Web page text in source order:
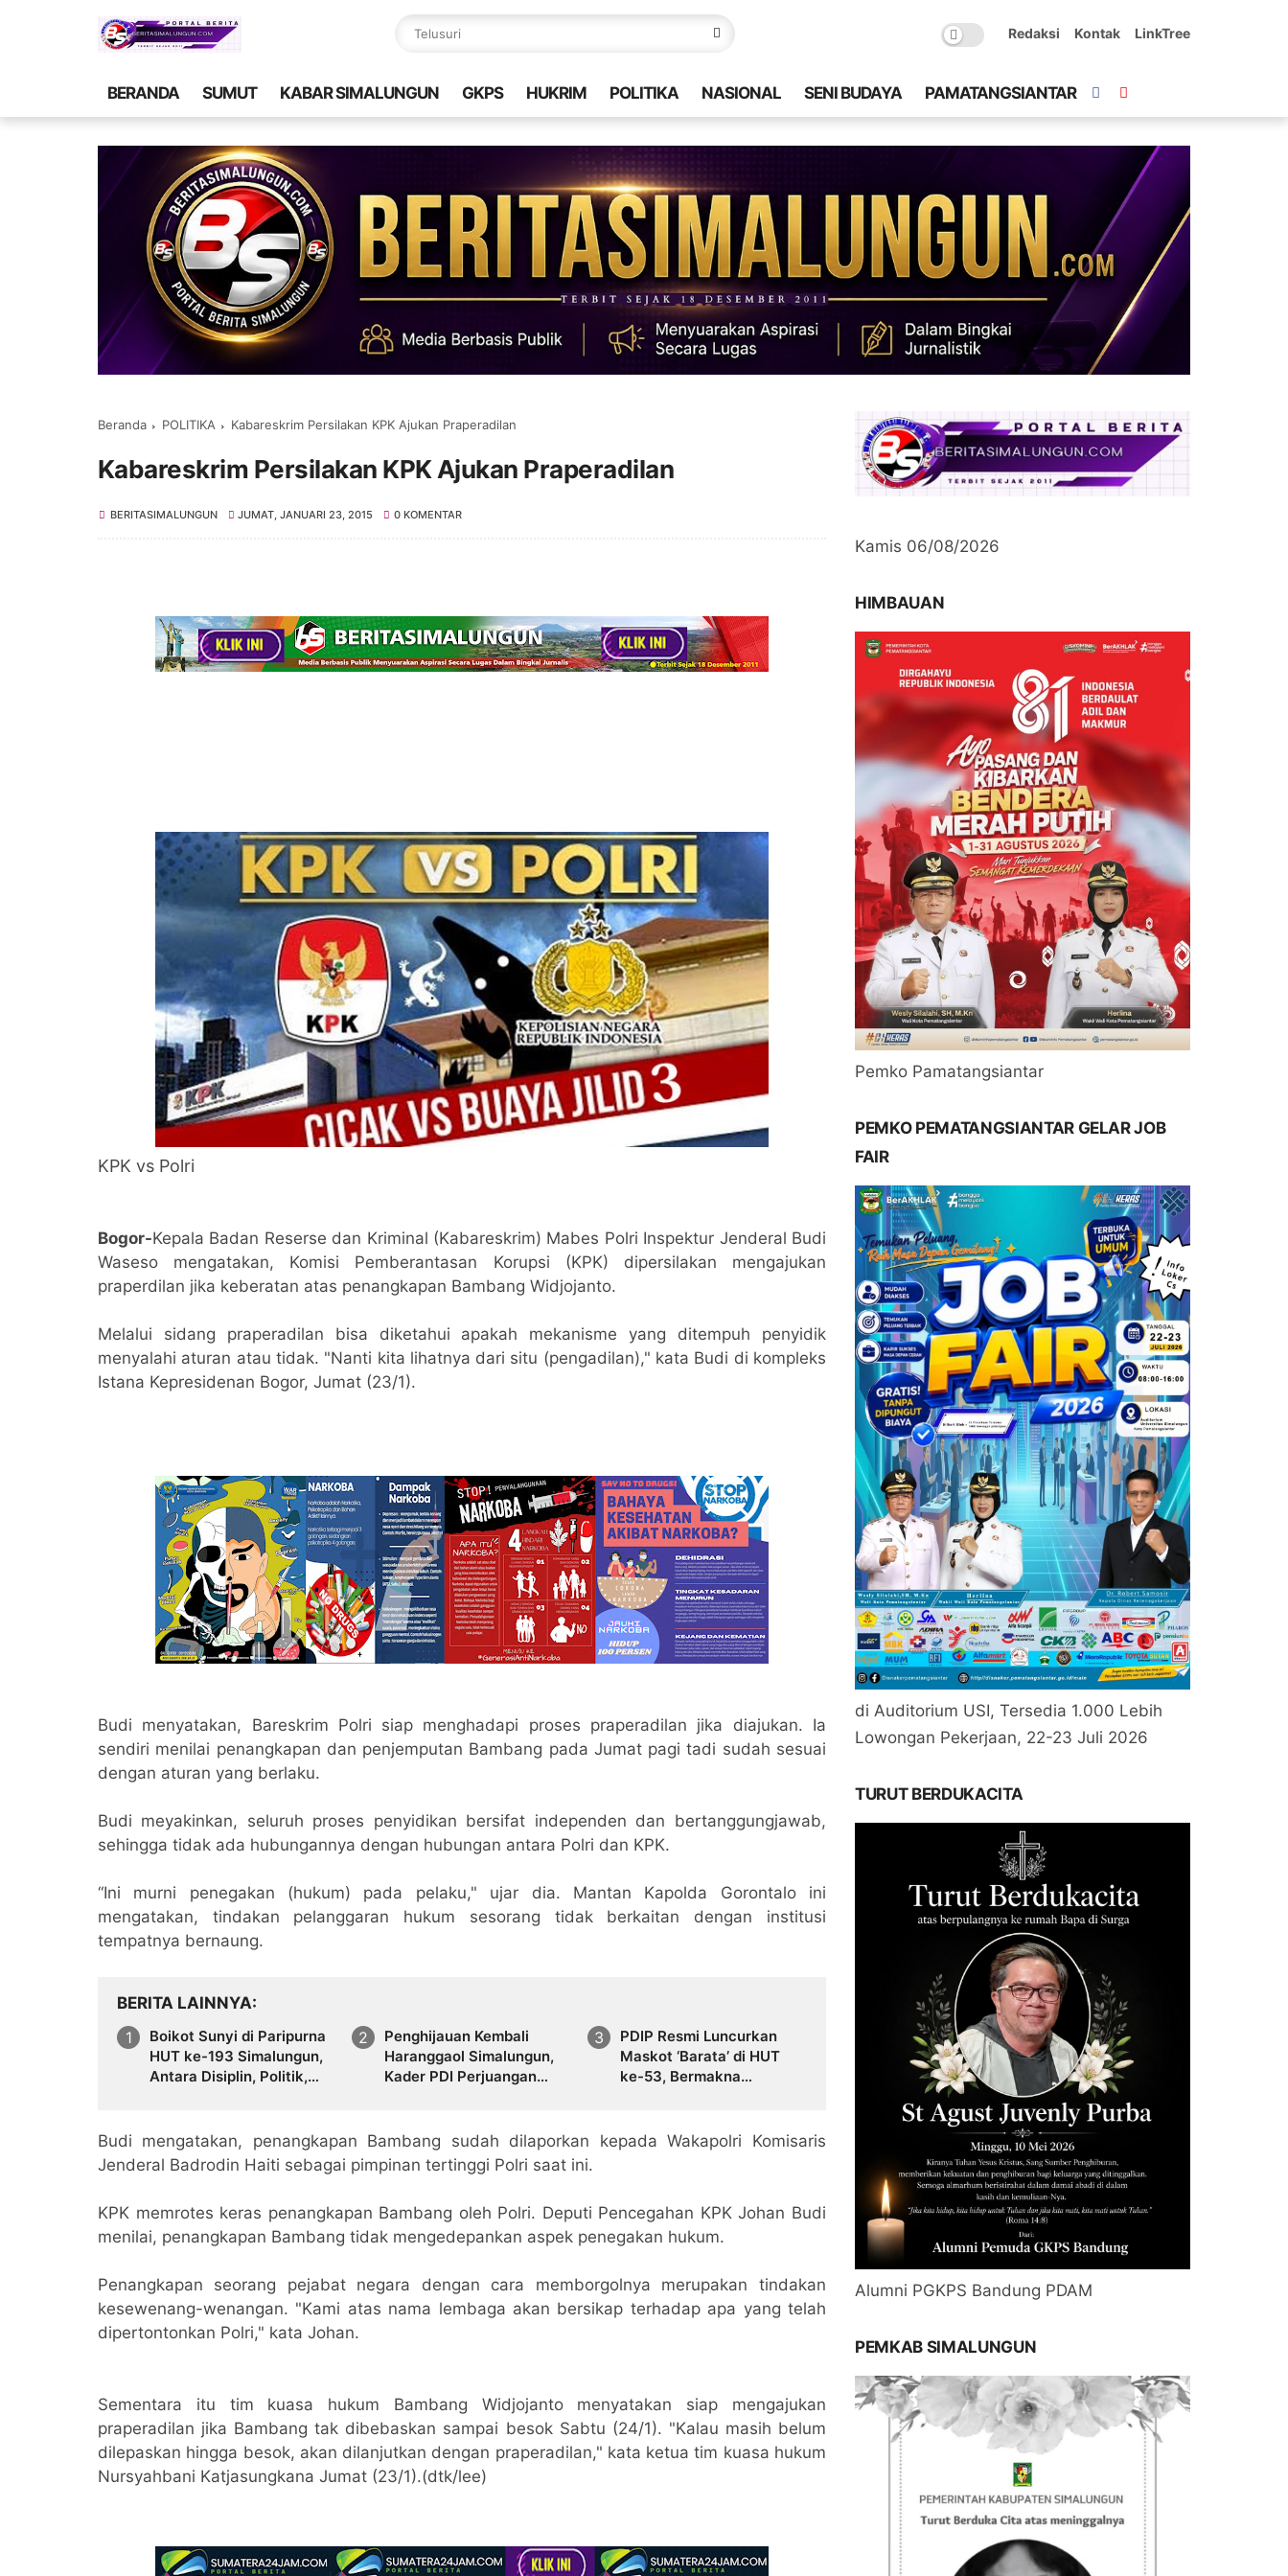
Redaksi Kontak LinkTree
BERANDA SUMUT KABAR SIMALUNGUN GKPS HUKRIM POLITIKA NASIONAL SENI BUDAYA PAMATANGSIANTAR
Beranda POLITIKA Kabareskrim Persilakan KPK Ajukan Praperadilan
Kabareskrim Persilakan KPK Ajukan Praperadilan
BERITASIMALUNGUN JUMAT, JANUARI 23, 2015 0 KOMENTAR
KPK vs Polri
Bogor-Kepala Badan Reserse dan Kriminal (Kabareskrim) Mabes Polri Inspektur Jenderal Budi
Waseso mengatakan, Komisi Pemberantasan Korupsi (KPK) dipersilakan mengajukan
praperdilan jika keberatan atas penangkapan Bambang Widjojanto.
Melalui sidang praperadilan bisa diketahui apakah mekanisme yang ditempuh penyidik
menyalahi aturan atau tidak. "Nanti kita lihatnya dari situ (pengadilan)," kata Budi di kompleks
Istana Kepresidenan Bogor, Jumat (23/1).
Budi menyatakan, Bareskrim Polri siap menghadapi proses praperadilan jika diajukan. Ia
sendiri menilai penangkapan dan penjemputan Bambang pada Jumat pagi tadi sudah sesuai
dengan aturan yang berlaku.
Budi meyakinkan, seluruh proses penyidikan bersifat independen dan bertanggungjawab,
sehingga tidak ada hubungannya dengan hubungan antara Polri dan KPK.
“Ini murni penegakan (hukum) pada pelaku," ujar dia. Mantan Kapolda Gorontalo ini
mengatakan, tindakan pelanggaran hukum sesorang tidak berkaitan dengan institusi
tempatnya bernaung.
BERITA LAINNYA
Boikot Sunyi di Paripurna
HUT ke-193 Simalungun,
Antara Disiplin, Politik,
Penghijauan Kembali
Haranggaol Simalungun,
Kader PDI Perjuangan
PDIP Resmi Luncurkan
Maskot ‘Barata’ di HUT
ke-53, Bermakna
Budi mengatakan, penangkapan Bambang sudah dilaporkan kepada Wakapolri Komisaris
Jenderal Badrodin Haiti sebagai pimpinan tertinggi Polri saat ini.
KPK memrotes keras penangkapan Bambang oleh Polri. Deputi Pencegahan KPK Johan Budi
menilai, penangkapan Bambang tidak mengedepankan aspek penegakan hukum.
Penangkapan seorang pejabat negara dengan cara memborgolnya merupakan tindakan
kesewenang-wenangan. "Kami atas nama lembaga akan bersikap terhadap apa yang telah
dipertontonkan Polri," kata Johan.
Sementara itu tim kuasa hukum Bambang Widjojanto menyatakan siap mengajukan
praperadilan jika Bambang tak dibebaskan sampai besok Sabtu (24/1). "Kalau masih belum
dilepaskan hingga besok, akan dilanjutkan dengan praperadilan," kata ketua tim kuasa hukum
Nursyahbani Katjasungkana Jumat (23/1).(dtk/lee)
Kamis 06/08/2026
HIMBAUAN
Pemko Pamatangsiantar
PEMKO PEMATANGSIANTAR GELAR JOB
FAIR
di Auditorium USI, Tersedia 1.000 Lebih
Lowongan Pekerjaan, 22-23 Juli 2026
TURUT BERDUKACITA
Alumni PGKPS Bandung PDAM
PEMKAB SIMALUNGUN